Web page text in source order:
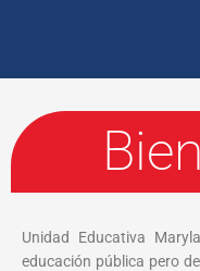
Unidad Educativa
educación pública pero